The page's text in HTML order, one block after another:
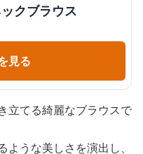
クブラウス
見る
立てる綺麗なブラウスで
うな美しさを演出し、